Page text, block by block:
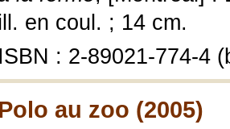
en coul. ; 14 cm.
ISBN : 2-89021-774-4
Polo au zoo (2005)